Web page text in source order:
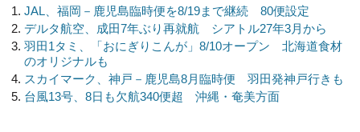
JAL、福岡－鹿児島臨時便を8/19まで継続 80便設定
デルタ航空、成田7年ぶり再就航 シアトル27年3月から
羽田1タミ、「おにぎりこんが」8/10オープン 北海道食材
のオリジナルも
スカイマーク、神戸－鹿児島8月臨時便 羽田発神戸行きも
台風13号、8日も欠航340便超 沖縄・奄美方面